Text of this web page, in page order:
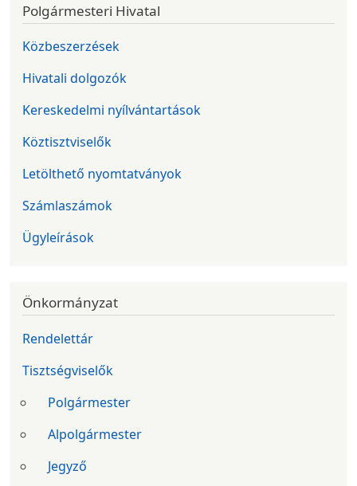
Polgármesteri Hivatal
Közbeszerzések
Hivatali dolgozók
Kereskedelmi nyílvántartások
Köztisztviselők
Letölthető nyomtatványok
Számlaszámok
Ügyleírások
Önkormányzat
Rendelettár
Tisztségviselők
Polgármester
Alpolgármester
Jegyző